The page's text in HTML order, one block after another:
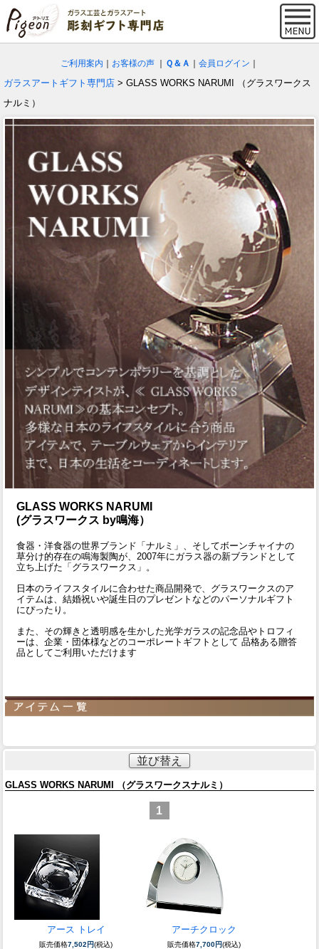
ご利用案内 お客様の声 Ｑ＆Ａ 会員ログイン
ガラスアートギフト専門店 > GLASS WORKS NARUMI （グラスワークス
ナルミ）
GLASS WORKS NARUMI
(グラスワークス by鳴海）
食器・洋食器の世界ブランド「ナルミ」、そしてボーンチャイナの
草分け的存在の鳴海製陶が、2007年にガラス器の新ブランドとして
立ち上げた「グラスワークス」。
日本のライフスタイルに合わせた商品開発で、グラスワークスのア
イテムは、結婚祝いや誕生日のプレゼントなどのパーソナルギフト
にぴったり。
また、その輝きと透明感を生かした光学ガラスの記念品やトロフィ
ーは、企業・団体様などのコーポレートギフトとして 品格ある贈答
品としてご利用いただけます
並び替え
GLASS WORKS NARUMI （グラスワークスナルミ）
1
アース トレイ
販売価格7,502円(税込)
アーチクロック
販売価格7,700円(税込)